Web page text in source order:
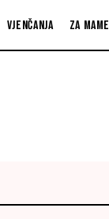
Vjenčanja Za mame